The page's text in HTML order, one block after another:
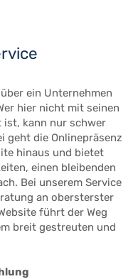
ein Unternehmen
hier nicht mit seinen
ist, kann nur schwer
geht die Onlinepräsenz
hinaus und bietet
einen bleibenden
Bei unserem Service
an obersterster
führt der Weg
breit gestreuten und